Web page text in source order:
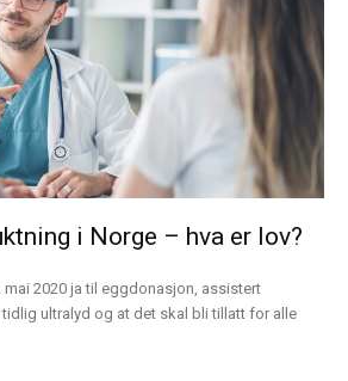
i Norge – hva er lov?
2020 ja til eggdonasjon, assistert
ultralyd og at det skal bli tillatt for alle